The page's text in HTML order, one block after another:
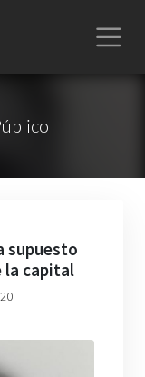
supuesto
la capital